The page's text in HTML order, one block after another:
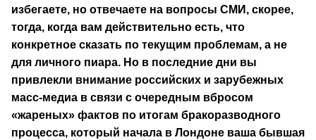
избегаете, но отвечаете на вопросы СМИ, скорее,
тогда, когда вам действительно есть, что
конкретное сказать по текущим проблемам, а не
для личного пиара. Но в последние дни вы
привлекли внимание российских и зарубежных
масс-медиа в связи с очередным вбросом
«жареных» фактов по итогам бракоразводного
процесса, который начала в Лондоне ваша бывшая